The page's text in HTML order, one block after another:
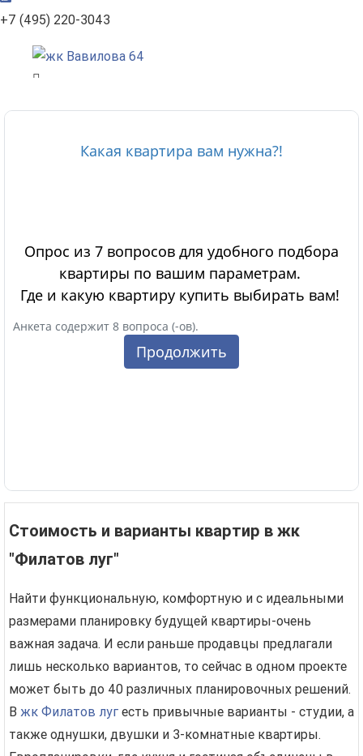
+7 (495) 220-3043
Стоимость и варианты квартир в жк
"Филатов луг"
Найти функциональную, комфортную и с идеальными
размерами планировку будущей квартиры-очень
важная задача. И если раньше продавцы предлагали
лишь несколько вариантов, то сейчас в одном проекте
может быть до 40 различных планировочных решений.
В жк Филатов луг есть привычные варианты - студии, а
также однушки, двушки и 3-комнатные квартиры.